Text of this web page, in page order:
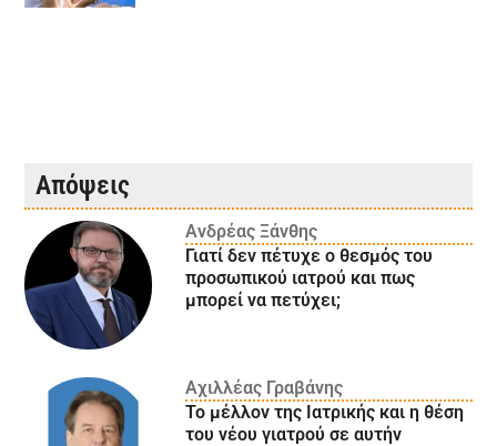
Απόψεις
Ανδρέας Ξάνθης
Γιατί δεν πέτυχε ο θεσμός του
προσωπικού ιατρού και πως
μπορεί να πετύχει;
Αχιλλέας Γραβάνης
Το μέλλον της Ιατρικής και η θέση
του νέου γιατρού σε αυτήν